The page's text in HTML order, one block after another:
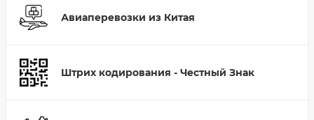
Авиаперевозки из Китая
Штрих кодирования - Честный Знак